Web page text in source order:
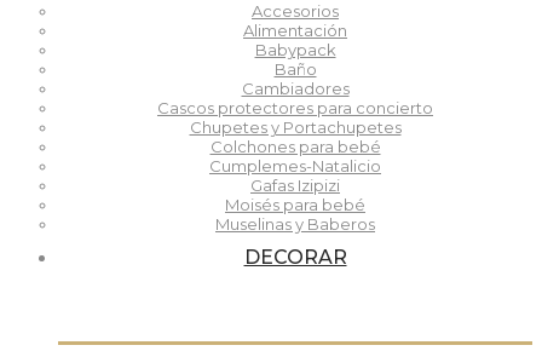
Accesorios
Alimentación
Babypack
Baño
Cambiadores
Cascos protectores para concierto
Chupetes y Portachupetes
Colchones para bebé
Cumplemes-Natalicio
Gafas Izipizi
Moisés para bebé
Muselinas y Baberos
DECORAR